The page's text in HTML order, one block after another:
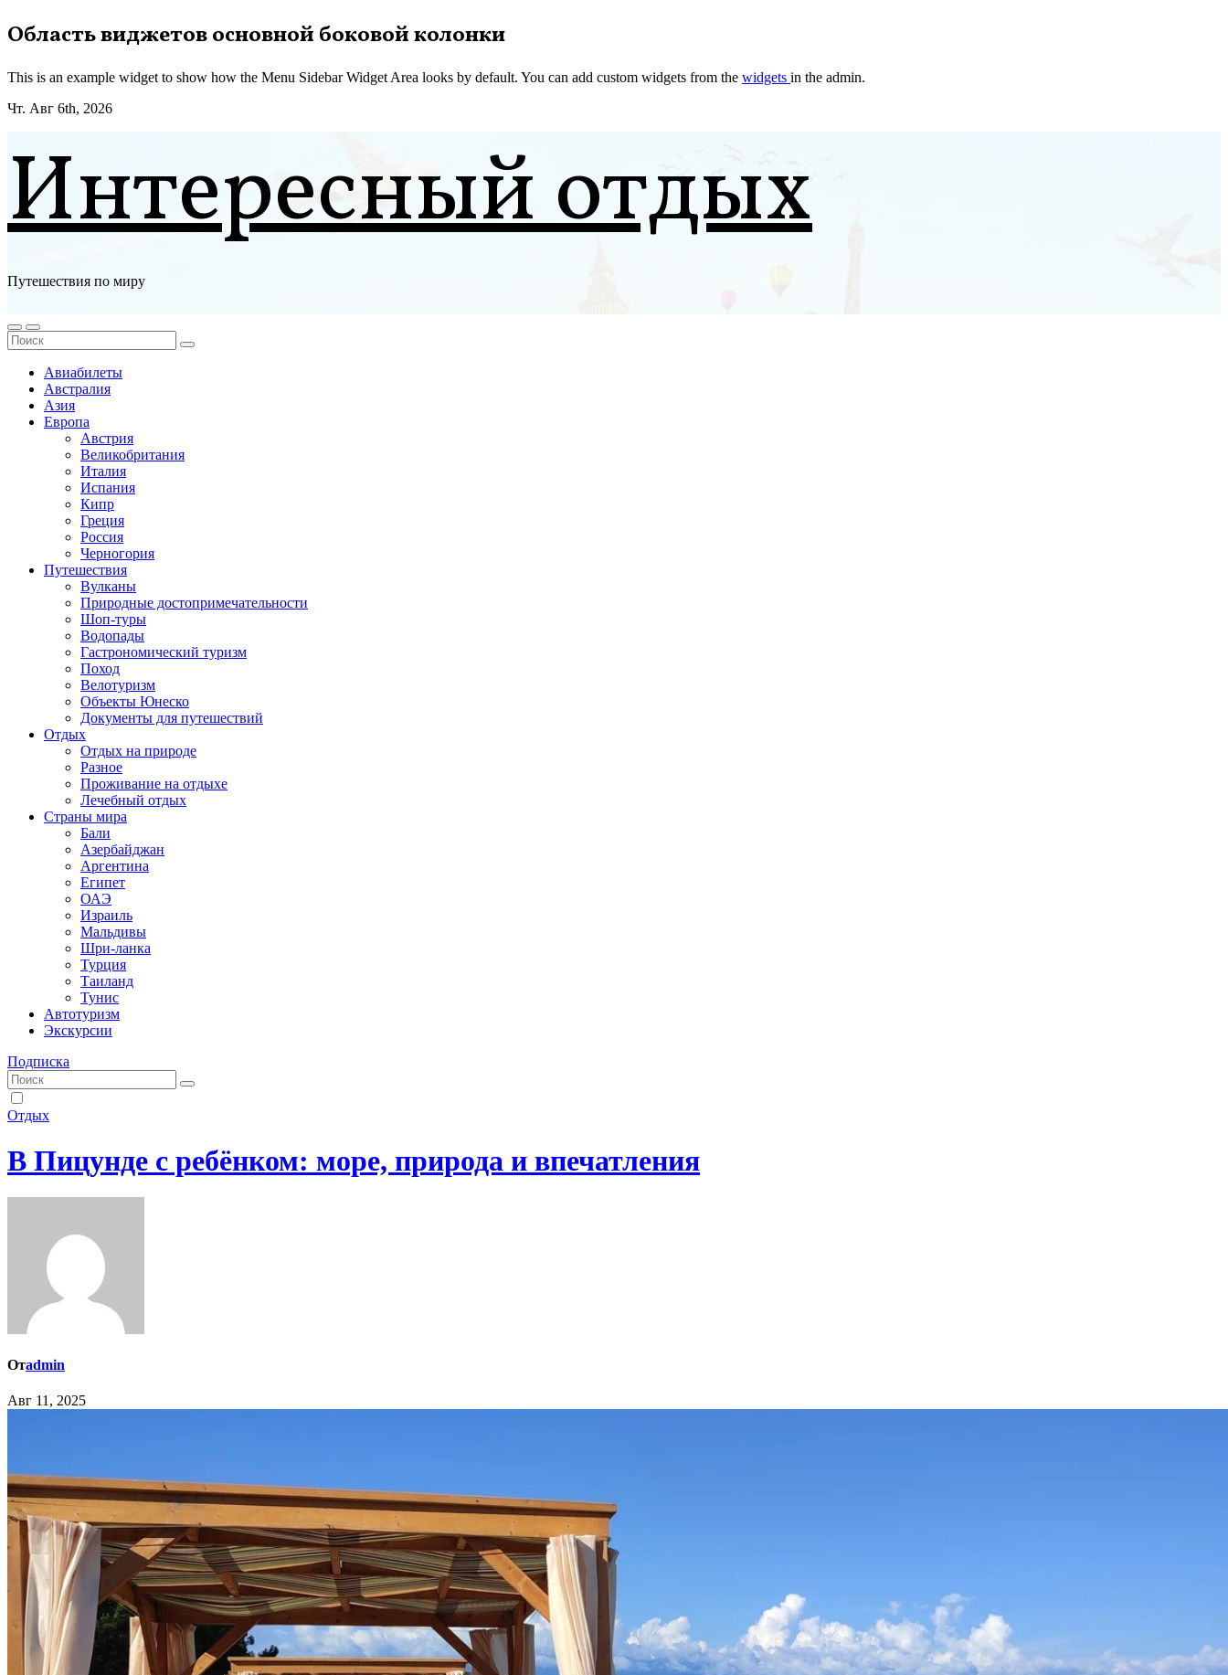
Перейти
к
Область виджетов основной боковой колонки
This is an example widget to show how the Menu Sidebar Widget Area looks by default. You can add custom widgets from the widgets in the admin.
Чт. Авг 6th, 2026
Интересный отдых
Путешествия по миру
Авиабилеты
Австралия
Азия
Европа
Австрия
Великобритания
Италия
Испания
Кипр
Греция
Россия
Черногория
Путешествия
Вулканы
Природные достопримечательности
Шоп-туры
Водопады
Гастрономический туризм
Поход
Велотуризм
Объекты Юнеско
Документы для путешествий
Отдых
Отдых на природе
Разное
Проживание на отдыхе
Лечебный отдых
Страны мира
Бали
Азербайджан
Аргентина
Египет
ОАЭ
Израиль
Мальдивы
Шри-ланка
Турция
Таиланд
Тунис
Автотуризм
Экскурсии
Подписка
Отдых
В Пицунде с ребёнком: море, природа и впечатления
Отadmin
Авг 11, 2025